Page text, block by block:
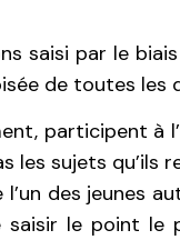
saisi par le
de toutes les
participent à
sujets qu’ils
des jeunes
saisir le point